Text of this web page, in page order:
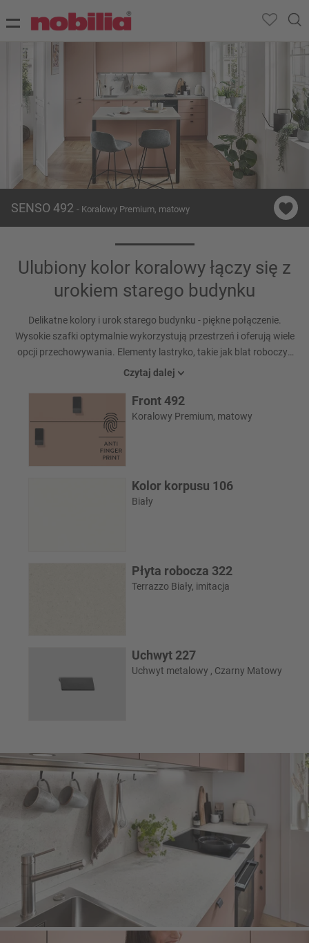
SENSO 492 - Koralowy Premium, matowy
Ulubiony kolor koralowy łączy się z
urokiem starego budynku
Delikatne kolory i urok starego budynku - piękne połączenie.
Wysokie szafki optymalnie wykorzystują przestrzeń i oferują wiele
opcji przechowywania. Elementy lastryko, takie jak blat roboczy i
panele wnękowe, podkreślają świeży wygląd. Nowe ulubione
Cross z naszej serii krzeseł.
Czytaj dalej
Front 492
Koralowy Premium, matowy
Kolor korpusu 106
Biały
Płyta robocza 322
Terrazzo Biały, imitacja
Uchwyt 227
Uchwyt metalowy , Czarny Matowy